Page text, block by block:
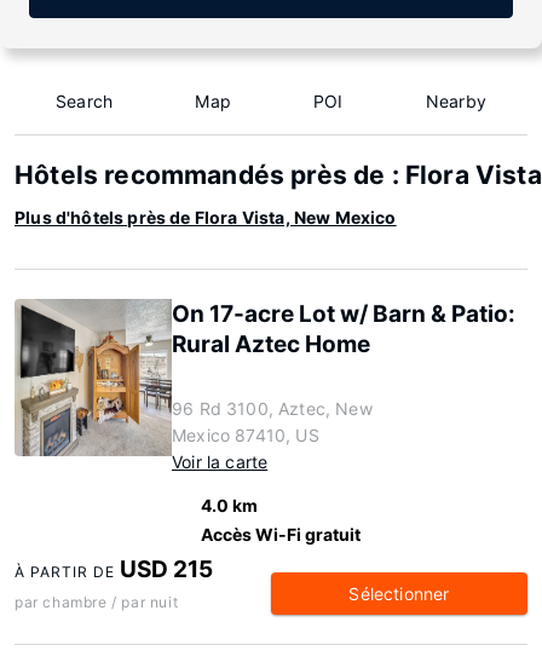
Search Map POI Nearby
Hôtels recommandés près de : Flora
Plus d'hôtels près de Flora Vista, New Mexico
On 17-acre Lot w/ Barn & Patio:
Rural Aztec Home
96 Rd 3100, Aztec, New
Mexico 87410, US
Voir la carte
4.0 km
Accès Wi-Fi gratuit
À PARTIR DE USD 215
par chambre / par nuit Sélectionner